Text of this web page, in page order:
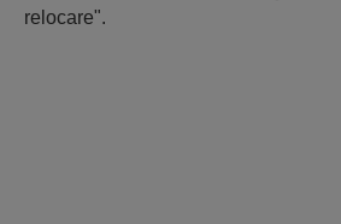
relocare".